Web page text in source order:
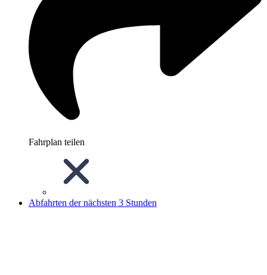
Fahrplan teilen
Abfahrten der nächsten 3 Stunden